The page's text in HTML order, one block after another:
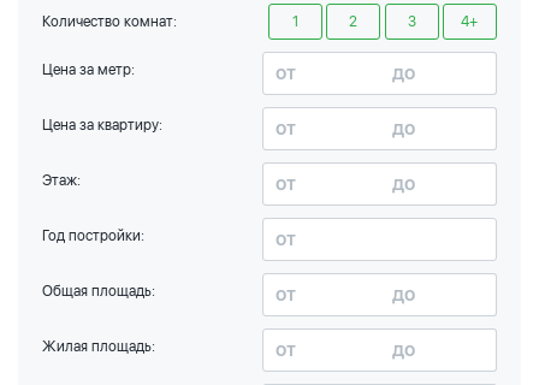
Количество комнат: 1 2 3 4+
Цена за метр:
Цена за квартиру:
Этаж:
Год постройки:
Общая площадь:
Жилая площадь: